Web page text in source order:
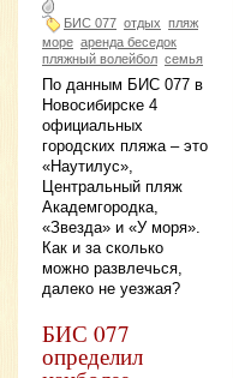
БИС 077 отдых пляж
море аренда беседок
пляжный волейбол семья
По данным БИС 077 в
Новосибирске 4
официальных
городских пляжа – это
«Наутилус»,
Центральный пляж
Академгородка,
«Звезда» и «У моря».
Как и за сколько
можно развлечься,
далеко не уезжая?
БИС 077
определил